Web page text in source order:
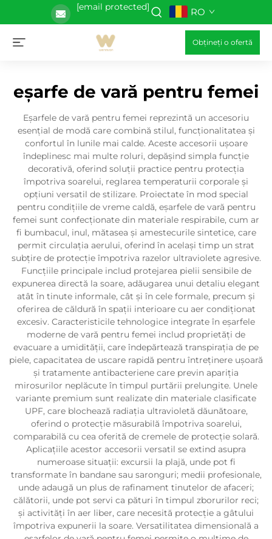
[email protected] RO
Obțineți o ofertă
eșarfe de vară pentru femei
Eșarfele de vară pentru femei reprezintă un accesoriu
esențial de modă care combină stilul, funcționalitatea și
confortul în lunile mai calde. Aceste accesorii ușoare
îndeplinesc mai multe roluri, depășind simpla funcție
decorativă, oferind soluții practice pentru protecția
împotriva soarelui, reglarea temperaturii corporale și
opțiuni versatil de stilizare. Proiectate în mod special
pentru condițiile de vreme caldă, eșarfele de vară pentru
femei sunt confecționate din materiale respirabile, cum ar
fi bumbacul, inul, mătasea și amestecurile sintetice, care
permit circulația aerului, oferind în același timp un strat
subțire de protecție împotriva razelor ultraviolete agresive.
Funcțiile principale includ protejarea pielii sensibile de
expunerea directă la soare, adăugarea unui detaliu elegant
atât în tinute informale, cât și în cele formale, precum și
oferirea de căldură în spații interioare cu aer condiționat
excesiv. Caracteristicile tehnologice integrate în eșarfele
moderne de vară pentru femei includ proprietăți de
evacuare a umidității, care îndepărtează transpirația de pe
piele, capacitatea de uscare rapidă pentru întreținere ușoară
și tratamente antibacteriene care previn apariția
mirosurilor neplăcute în timpul purtării prelungite. Unele
variante premium sunt realizate din materiale clasificate
UPF, care blochează radiația ultravioletă dăunătoare,
oferind o protecție măsurabilă împotriva soarelui,
comparabilă cu cea oferită de cremele de protecție solară.
Aplicațiile acestor accesorii versatil se extind asupra
numeroase situații: excursii la plajă, unde pot fi
transformate în bandane sau saronguri; medii profesionale,
unde adaugă un plus de rafinament tinutelor de afaceri;
călătorii, unde pot servi ca pături în timpul zborurilor reci;
și activități în aer liber, care necesită protecție a gâtului
împotriva expunerii la soare. Versatilitatea dimensională a